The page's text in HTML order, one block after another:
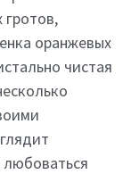
гротов,
оранжевых
чистая